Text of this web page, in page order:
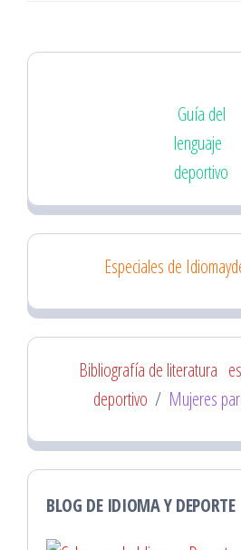
Guía del
lenguaje
deportivo
Especiales de
Bibliografía de literatura
deportivo / Mujeres
BLOG DE IDIOMA Y DEPORTE